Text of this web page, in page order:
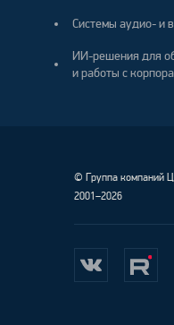
Системы аудио- и
ИИ-решения для
и работы с
© Группа компаний
2001–2026